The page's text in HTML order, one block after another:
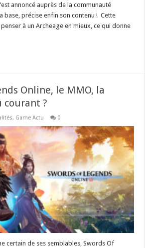
annoncé auprès de la communauté
base, précise enfin son contenu ! Cette
à un Archeage en mieux, ce qui donne
Online, le MMO, la
courant ?
, Game Actu 0
certain de ses semblables, Swords Of